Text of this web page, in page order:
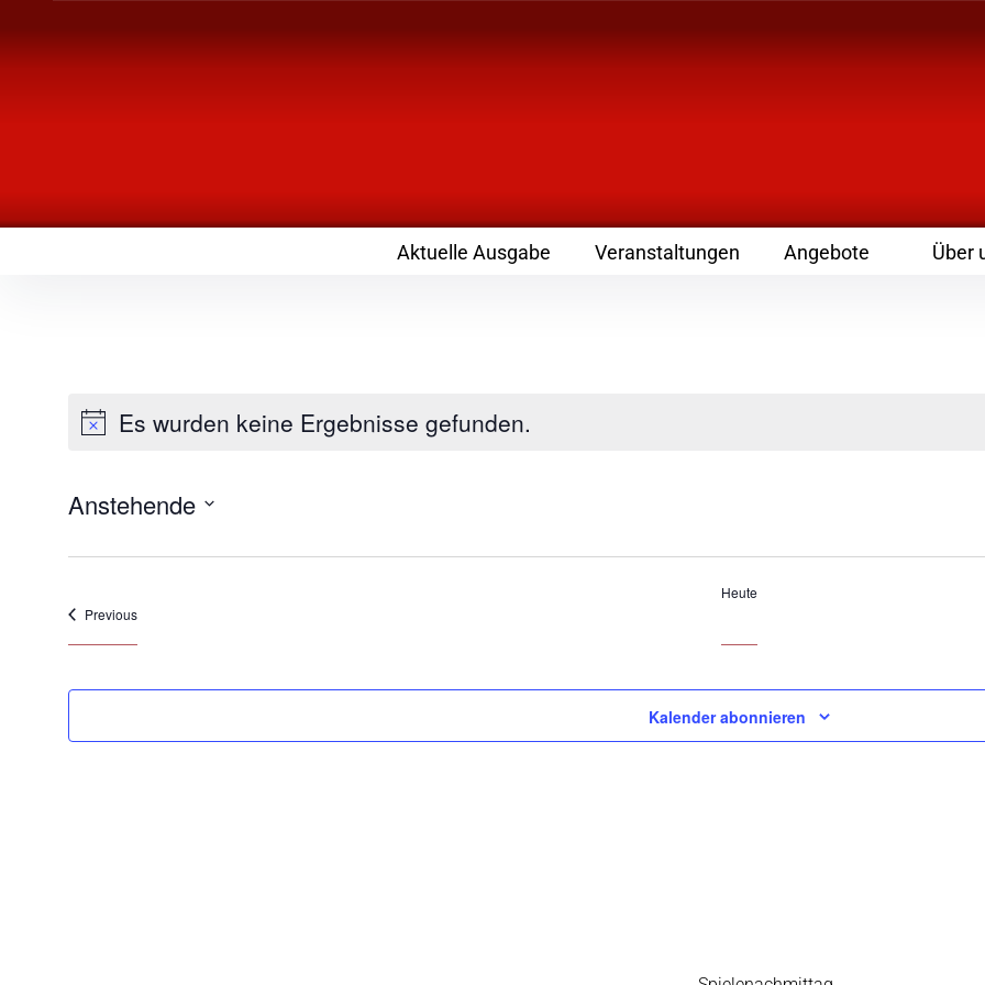
Landknirpse – Die Zeitschrift für Leute
Aktuelle Ausgabe Veranstaltungen Angebote Über
Es wurden keine Ergebnisse gefunden.
Anstehende
PreviousVeranstaltungen
Heute
Kalender abonnieren